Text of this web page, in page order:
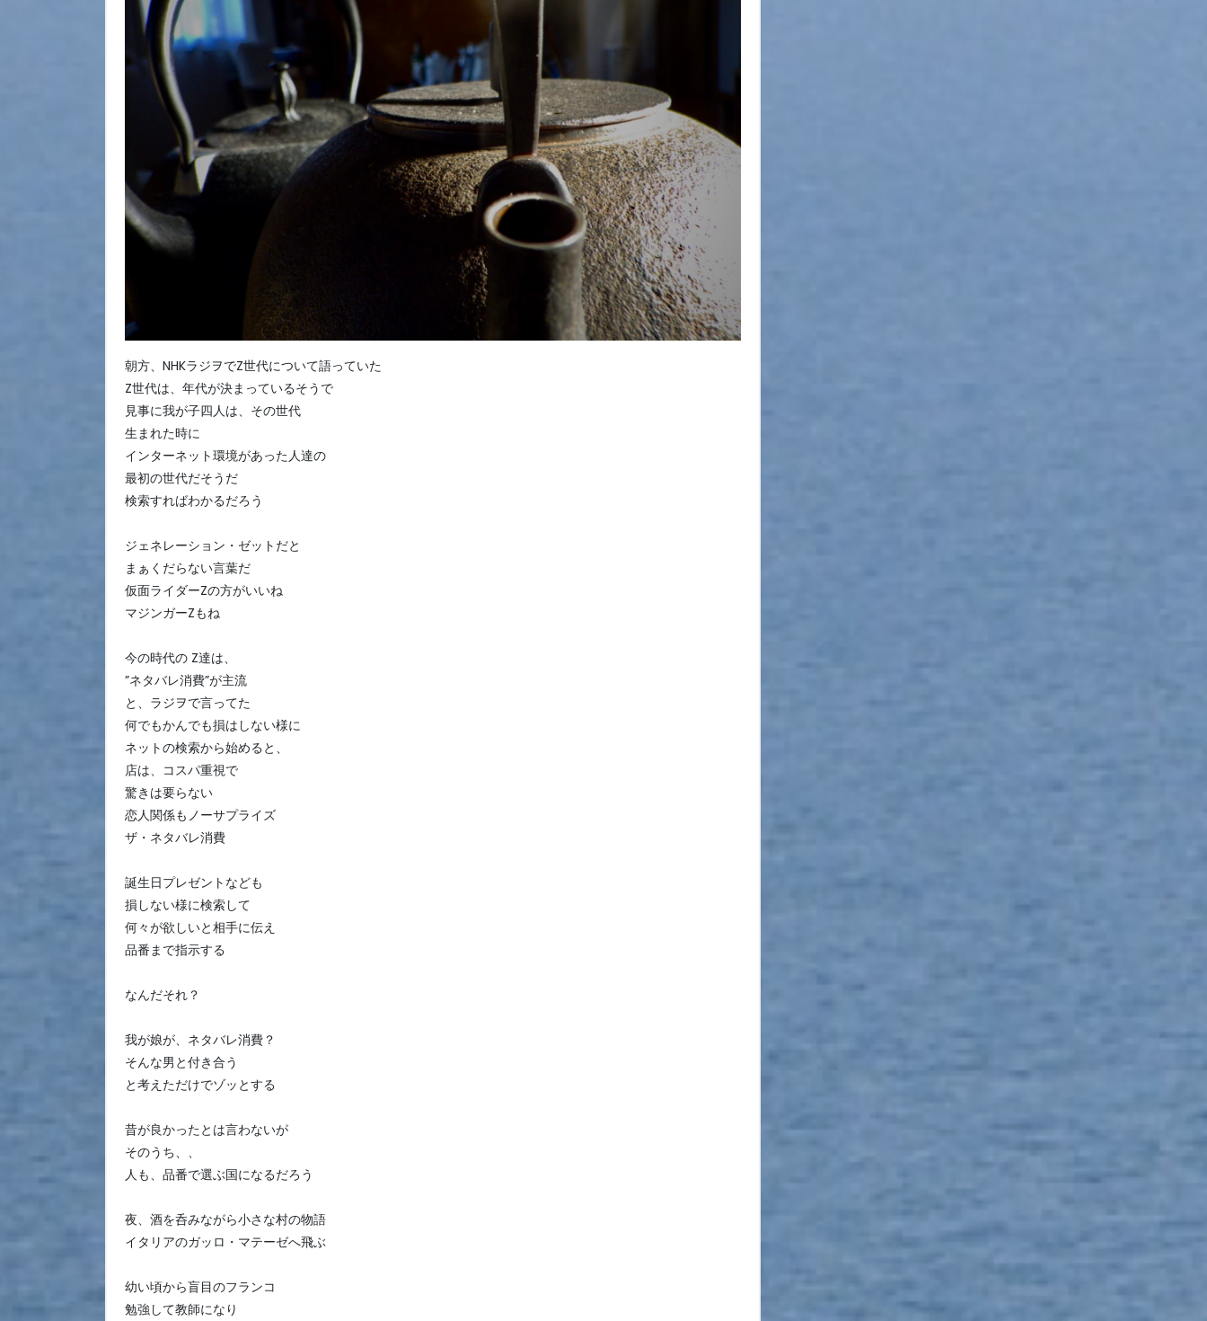
朝方、NHKラジヲでZ世代について語っていた
Z世代は、年代が決まっているそうで
見事に我が子四人は、その世代
生まれた時に
インターネット環境があった人達の
最初の世代だそうだ
検索すればわかるだろう
ジェネレーション・ゼットだと
まぁくだらない言葉だ
仮面ライダーZの方がいいね
マジンガーZもね
今の時代の Z達は、
”ネタバレ消費”が主流
と、ラジヲで言ってた
何でもかんでも損はしない様に
ネットの検索から始めると、
店は、コスパ重視で
驚きは要らない
恋人関係もノーサプライズ
ザ・ネタバレ消費
誕生日プレゼントなども
損しない様に検索して
何々が欲しいと相手に伝え
品番まで指示する
なんだそれ？
我が娘が、ネタバレ消費？
そんな男と付き合う
と考えただけでゾッとする
昔が良かったとは言わないが
そのうち、、
人も、品番で選ぶ国になるだろう
夜、酒を呑みながら小さな村の物語
イタリアのガッロ・マテーゼへ飛ぶ
幼い頃から盲目のフランコ
勉強して教師になり